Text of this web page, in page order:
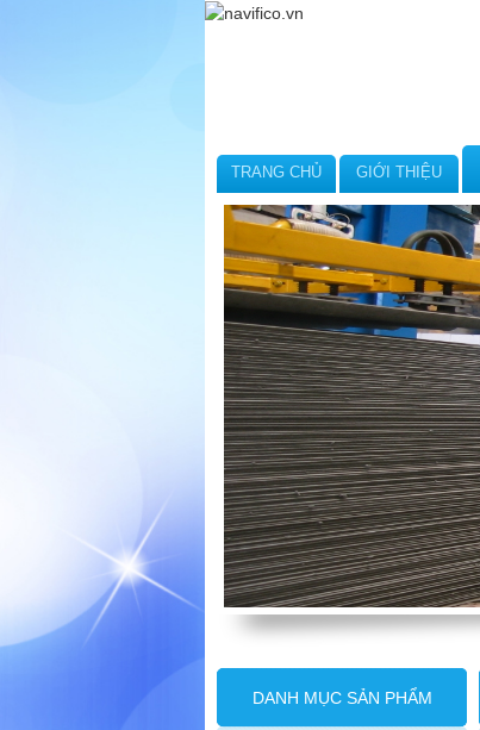
TRANG CHỦ GIỚI THIỆU
DANH MỤC SẢN PHẨM